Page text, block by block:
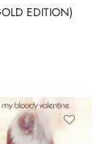
EDITION)